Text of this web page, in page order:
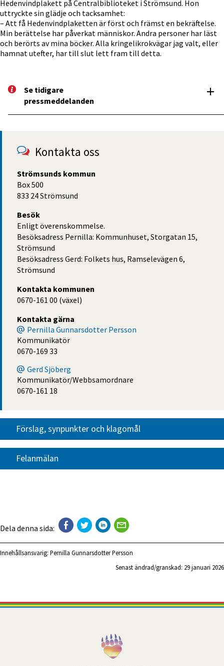
Hedenvindplakett på Centralbiblioteket i Strömsund. Hon
uttryckte sin glädje och tacksamhet:
– Att få Hedenvindplaketten är först och främst en bekräftelse.
Min berättelse har påverkat människor. Andra personer har läst
och berörts av mina böcker. Alla kringelikrokvägar jag valt, eller
hamnat utefter, har till slut lett fram till detta.
+
Se tidigare
pressm­eddelanden
Kontakta oss
Strömsunds kommun
Box 500
833 24 Strömsund
Besök
Enligt överenskommelse.
Besöksadress Pernilla: Kommunhuset, Storgatan 15,
Strömsund
Besöksadress Gerd: Folkets hus, Ramselevägen 6,
Strömsund
Kontakta kommunen
0670-161 00 (växel)
Kontakta gärna
Pernilla Gunnarsdotter Persson
Kommunikatör
0670-169 33
Gerd Sjöberg
Kommunikatör/Webbsamordnare
0670-161 18
Förslag, synpunkter och klagomål
Felanmälan
Dela denna sida:
Innehållsansvarig: Pernilla Gunnarsdotter Persson
Senast ändrad/granskad: 29 januari 2026